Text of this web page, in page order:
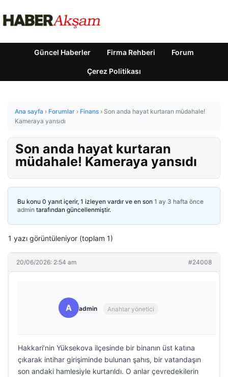
Güncel Haberler Firma Rehberi Forum
Çerez Politikası
Ana sayfa › Forumlar › Finans › Son anda hayat kurtaran müdahale!
Kameraya yansıdı
Son anda hayat kurtaran
müdahale! Kameraya yansıdı
Bu konu 0 yanıt içerir, 1 izleyen vardır ve en son 1 ay 3 hafta önce
admin tarafından güncellenmiştir.
1 yazı görüntüleniyor (toplam 1)
20/06/2026: 2:54 am #24008
A admin Anahtar yönetici
Hakkari’nin Yüksekova ilçesinde bir binanın üst katına
çıkarak intihar girişiminde bulunan şahıs, bir vatandaşın
son andaki hamlesiyle kurtarıldı. O anlar çevredekilerin